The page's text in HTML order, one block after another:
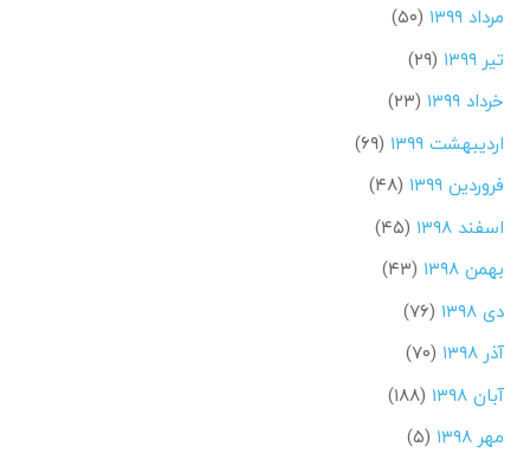
مرداد ۱۳۹۹
(۵۰)
تیر ۱۳۹۹
(۲۹)
خرداد ۱۳۹۹
(۲۳)
اردیبهشت ۱۳۹۹
(۶۹)
فروردین ۱۳۹۹
(۴۸)
اسفند ۱۳۹۸
(۴۵)
بهمن ۱۳۹۸
(۴۳)
دی ۱۳۹۸
(۷۶)
آذر ۱۳۹۸
(۷۰)
آبان ۱۳۹۸
(۱۸۸)
مهر ۱۳۹۸
(۵)